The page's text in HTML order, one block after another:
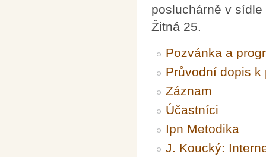
posluchárně v
Žitná 25.
Pozvánka a
Průvodní dopis k
Záznam
Účastníci
Ipn Metodika
J. Koucký: